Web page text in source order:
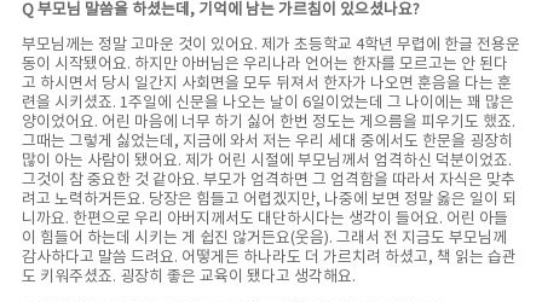
Q 부모님 말씀을 하셨는데, 기억에 남는 가르침이 있으셨나요?
부모님께는 정말 고마운 것이 있어요. 제가 초등학교 4학년 무렵에 한글 전용운
동이 시작됐어요. 하지만 아버님은 우리나라 언어는 한자를 모르고는 안 된다
고 하시면서 당시 일간지 사회면을 모두 뒤져서 한자가 나오면 훈음을 다는 훈
련을 시키셨죠. 1주일에 신문을 나오는 날이 6일이었는데 그 나이에는 꽤 많은
양이었어요. 어린 마음에 너무 하기 싫어 한번 정도는 게으름을 피우기도 했죠.
그때는 그렇게 싫었는데, 지금에 와서 저는 우리 세대 중에서도 한문을 굉장히
많이 아는 사람이 됐어요. 제가 어린 시절에 부모님께서 엄격하신 덕분이었죠.
그것이 참 중요한 것 같아요. 부모가 엄격하면 그 엄격함을 따라서 자식은 맞추
려고 노력하거든요. 당장은 힘들고 어렵겠지만, 나중에 보면 정말 옳은 일이 되
니까요. 한편으로 우리 아버지께서도 대단하시다는 생각이 들어요. 어린 아들
이 힘들어 하는데 시키는 게 쉽진 않거든요(웃음). 그래서 전 지금도 부모님께
감사하다고 말씀 드려요. 어떻게든 하나라도 더 가르치려 하셨고, 책 읽는 습관
도 키워주셨죠. 굉장히 좋은 교육이 됐다고 생각해요.